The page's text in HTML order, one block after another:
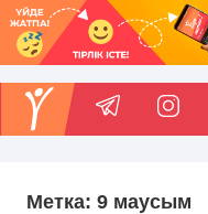
Метка: 9 маусым